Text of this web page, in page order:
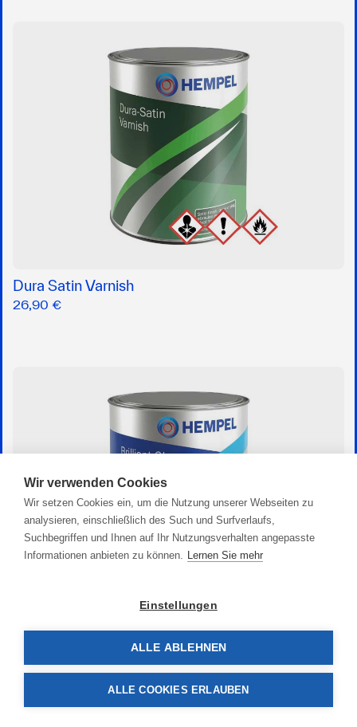
Dura Satin Varnish
26,90 €
Brilliant Gloss
Wir verwenden Cookies
Wir setzen Cookies ein, um die Nutzung unserer Webseiten zu
analysieren, einschließlich des Such und Surfverlaufs,
Suchbegriffen und Ihnen auf Ihr Nutzungsverhalten angepasste
Informationen anbieten zu können. Lernen Sie mehr
Einstellungen
ALLE ABLEHNEN
ALLE COOKIES ERLAUBEN